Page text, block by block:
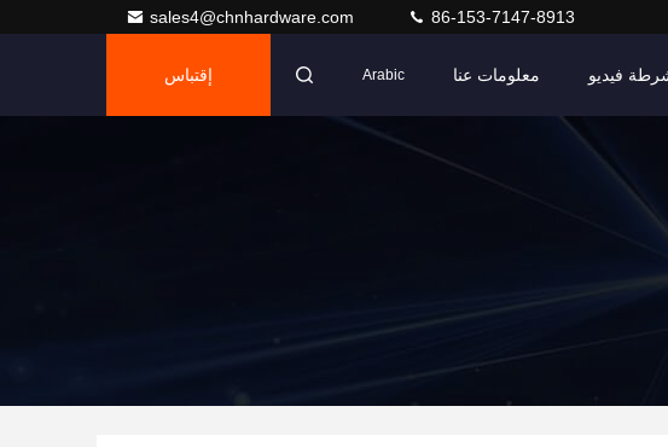
sales4@chnhardware.com 86-153-7147-8913
فيديو معلومات عنا Arabic إقتباس